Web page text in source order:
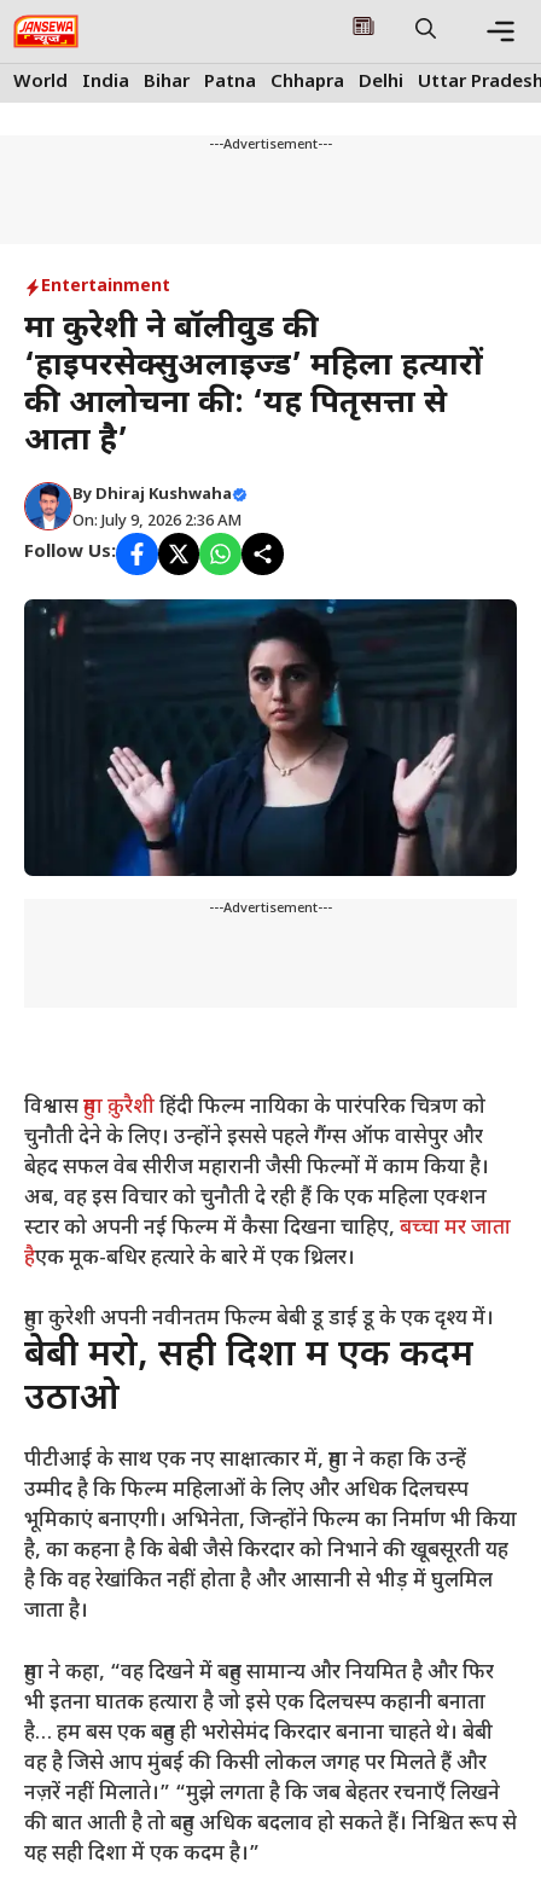
Skip
to
content
World India Bihar Patna Chhapra Delhi Uttar
---Advertisement---
Entertainment
हुमा कुरेशी ने बॉलीवुड की
‘हाइपरसेक्सुअलाइज्ड’ महिला हत्यारों
की आलोचना की: ‘यह पितृसत्ता से
आता है’
By Dhiraj Kushwaha
On: July 9, 2026 2:36 AM
Follow Us:
---Advertisement---
विश्वासहुमा क़ुरैशीहिंदी फिल्म नायिका के पारंपरिक चित्रण को
चुनौती देने के लिए। उन्होंने इससे पहले गैंग्स ऑफ वासेपुर और
बेहद सफल वेब सीरीज महारानी जैसी फिल्मों में काम किया है।
अब, वह इस विचार को चुनौती दे रही हैं कि एक महिला एक्शन
स्टार को अपनी नई फिल्म में कैसा दिखना चाहिए, बच्चा मर जाता
हैएक मूक-बधिर हत्यारे के बारे में एक थ्रिलर।
हुमा कुरेशी अपनी नवीनतम फिल्म बेबी डू डाई डू के एक दृश्य में।
बेबी मरो, सही दिशा में एक कदम
उठाओ
पीटीआई के साथ एक नए साक्षात्कार में, हुमा ने कहा कि उन्हें
उम्मीद है कि फिल्म महिलाओं के लिए और अधिक दिलचस्प
भूमिकाएं बनाएगी। अभिनेता, जिन्होंने फिल्म का निर्माण भी किया
है, का कहना है कि बेबी जैसे किरदार को निभाने की खूबसूरती यह
है कि वह रेखांकित नहीं होता है और आसानी से भीड़ में घुलमिल
जाता है।
हुमा ने कहा, “वह दिखने में बहुत सामान्य और नियमित है और फिर
भी इतना घातक हत्यारा है जो इसे एक दिलचस्प कहानी बनाता
है… हम बस एक बहुत ही भरोसेमंद किरदार बनाना चाहते थे। बेबी
वह है जिसे आप मुंबई की किसी लोकल जगह पर मिलते हैं और
नज़रें नहीं मिलाते।” “मुझे लगता है कि जब बेहतर रचनाएँ लिखने
की बात आती है तो बहुत अधिक बदलाव हो सकते हैं। निश्चित रूप से
यह सही दिशा में एक कदम है।”